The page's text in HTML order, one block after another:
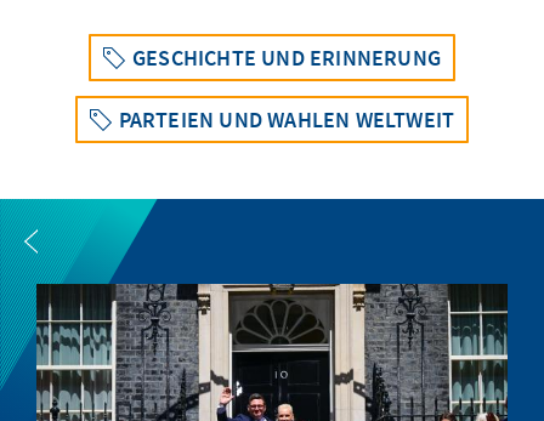
GESCHICHTE UND ERINNERUNG
PARTEIEN UND WAHLEN WELTWEIT